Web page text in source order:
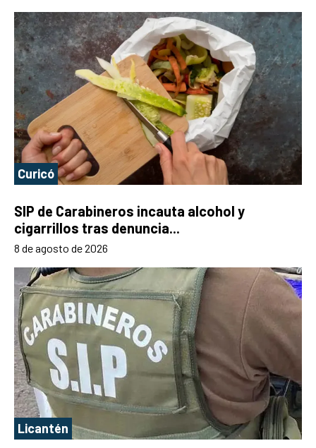
Curicó
SIP de Carabineros incauta alcohol y
cigarrillos tras denuncia...
8 de agosto de 2026
Licantén